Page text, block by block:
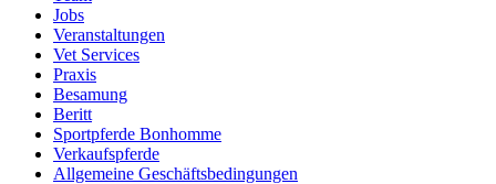
Jobs
Veranstaltungen
Vet Services
Praxis
Besamung
Beritt
Sportpferde Bonhomme
Verkaufspferde
Allgemeine Geschäfts­bedingungen